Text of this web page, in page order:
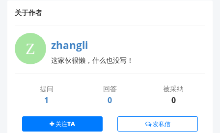
需要更多帮助？
信息以便我们更好地协助您：
设备序列号（SN码）
是否曾成功连接过该设备
📞 客服电话：+86 755-XXXXXXX
关于作者
zhangli
这家伙很懒，什么也没写！
提问
1
回答
0
被采纳
0
关注TA 发私信